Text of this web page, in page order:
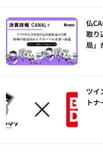
仏
取り
局」
ツイ
ト